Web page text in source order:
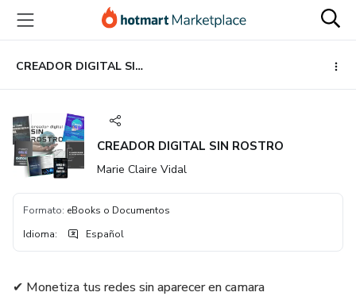
principal
página
de
página
CREADOR DIGITAL SIN ROSTRO
CREADOR DIGITAL SIN ROSTRO
Marie Claire Vidal
Formato: eBooks o Documentos
Idioma: Español
✔ Monetiza tus redes sin aparecer en camara